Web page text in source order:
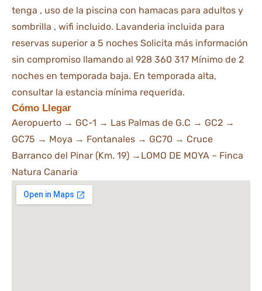
tenga , uso de la piscina con hamacas para adultos y
sombrilla , wifi incluido. Lavanderia incluida para
reservas superior a 5 noches Solicita más información
sin compromiso llamando al 928 360 317 Mínimo de 2
noches en temporada baja. En temporada alta,
consultar la estancia mínima requerida.
Cómo Llegar
Aeropuerto → GC-1 → Las Palmas de G.C → GC2 →
GC75 → Moya → Fontanales → GC70 → Cruce
Barranco del Pinar (Km. 19) →LOMO DE MOYA – Finca
Natura Canaria